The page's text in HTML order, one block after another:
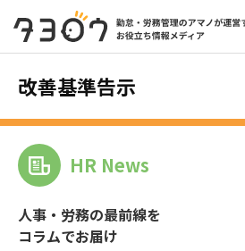
改善基準告示
HR News
人事・労務の最前線を
コラムでお届け